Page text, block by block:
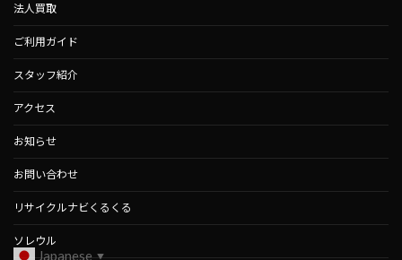
法人買取
ご利用ガイド
スタッフ紹介
アクセス
お知らせ
お問い合わせ
リサイクルナビくるくる
ソレウル
Japanese ▼